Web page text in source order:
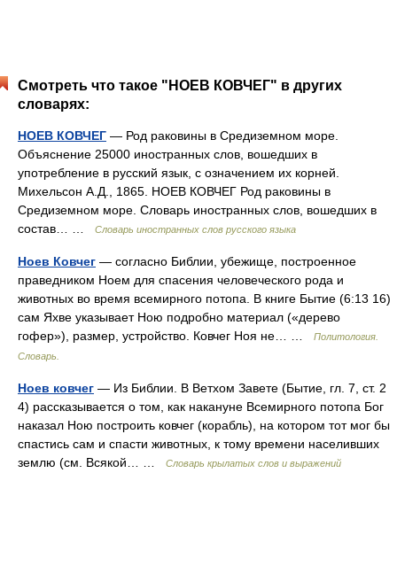
Смотреть что такое "НОЕВ КОВЧЕГ" в других
словарях:
НОЕВ КОВЧЕГ — Род раковины в Средиземном море.
Объяснение 25000 иностранных слов, вошедших в
употребление в русский язык, с означением их корней.
Михельсон А.Д., 1865. НОЕВ КОВЧЕГ Род раковины в
Средиземном море. Словарь иностранных слов, вошедших в
состав… …
Словарь иностранных слов русского языка
Ноев Ковчег — согласно Библии, убежище, построенное
праведником Ноем для спасения человеческого рода и
животных во время всемирного потопа. В книге Бытие (6:13 16)
сам Яхве указывает Ною подробно материал («дерево
гофер»), размер, устройство. Ковчег Ноя не… …
Политология.
Словарь.
Ноев ковчег — Из Библии. В Ветхом Завете (Бытие, гл. 7, ст. 2
4) рассказывается о том, как накануне Всемирного потопа Бог
наказал Ною построить ковчег (корабль), на котором тот мог бы
спастись сам и спасти животных, к тому времени населивших
землю (см. Всякой… …
Словарь крылатых слов и выражений